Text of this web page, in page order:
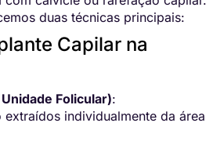
duas técnicas principais:
Capilar na
Folicular):
extraídos individualmente da área